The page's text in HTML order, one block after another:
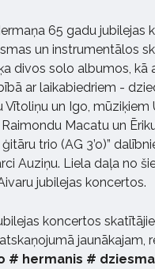
65 gadu jubilejas
un instrumentālos
divos solo albumos, kā
ar laikabiedriem -
Vītoliņu un Igo, mūziķiem
Macatu un
trio (AG 3’o)”
Auziņu. Liela daļa no
jubilejas koncertos.
koncertos
jaunākajam,
# hermanis #